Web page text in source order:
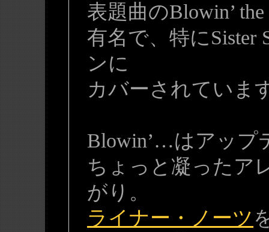
表題曲のBlowin’
有名で、特にSister
ンに
カバーされていま
Blowin’…はアップ
ちょっと凝ったア
がり。
ライナー・ノーツ